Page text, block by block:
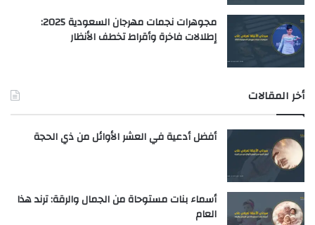
مجوهرات نجمات مهرجان السعودية 2025:
إطلالات فاخرة وأقراط تخطف الأنظار
أخر المقالات
أفضل أدعية في العشر الأوائل من ذي الحجة
أسماء بنات مستوحاة من الجمال والرقة: ترند هذا
العام